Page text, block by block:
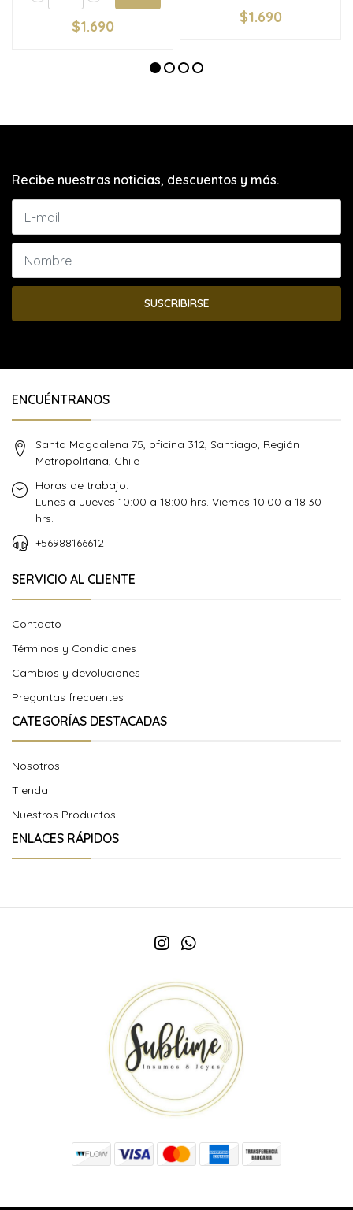
$1.690
$1.690
Recibe nuestras noticias, descuentos y más.
SUSCRIBIRSE
ENCUÉNTRANOS
Santa Magdalena 75, oficina 312, Santiago, Región
Metropolitana, Chile
Horas de trabajo:
Lunes a Jueves 10:00 a 18:00 hrs. Viernes 10:00 a 18:30
hrs.
+56988166612
SERVICIO AL CLIENTE
Contacto
Términos y Condiciones
Cambios y devoluciones
Preguntas frecuentes
CATEGORÍAS DESTACADAS
Nosotros
Tienda
Nuestros Productos
ENLACES RÁPIDOS